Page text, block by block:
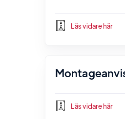
Läs vidare här
Läs vidare här